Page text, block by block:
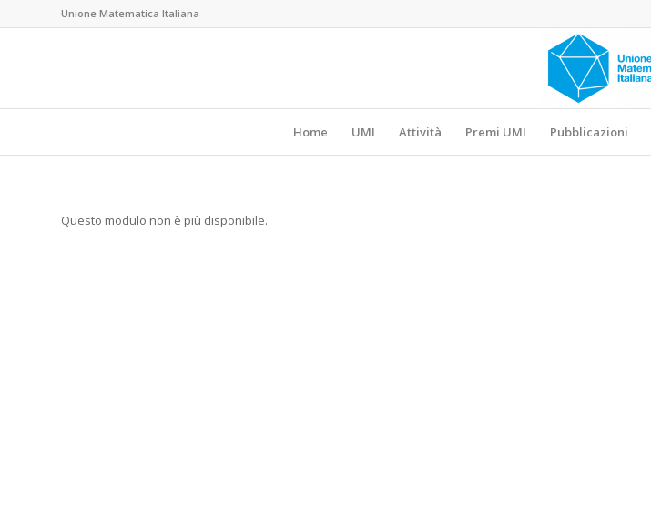
Unione Matematica Italiana
Home UMI Attività Premi UMI Pubblicazioni
Questo modulo non è più disponibile.